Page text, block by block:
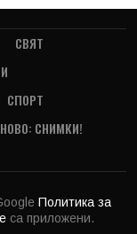
СВЯТ
СПОРТ
НОВО: СНИМКИ!
Политика за
са приложени.